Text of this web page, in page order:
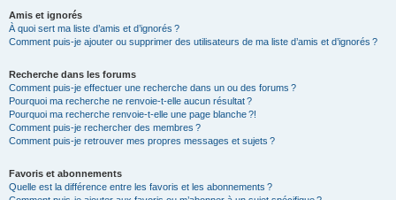
Amis et ignorés
À quoi sert ma liste d’amis et d’ignorés ?
Comment puis-je ajouter ou supprimer des utilisateurs de ma liste d’amis et d’ignorés ?
Recherche dans les forums
Comment puis-je effectuer une recherche dans un ou des forums ?
Pourquoi ma recherche ne renvoie-t-elle aucun résultat ?
Pourquoi ma recherche renvoie-t-elle une page blanche ?!
Comment puis-je rechercher des membres ?
Comment puis-je retrouver mes propres messages et sujets ?
Favoris et abonnements
Quelle est la différence entre les favoris et les abonnements ?